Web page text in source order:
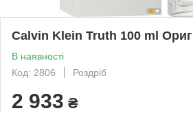
Calvin Klein Truth 100 ml
В наявності
Код: 2806
Роздріб
2 933 ₴